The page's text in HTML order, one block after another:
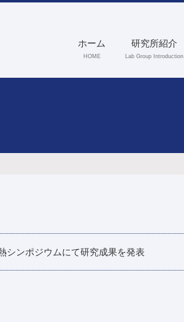
ホーム
HOME
研究所紹介
Lab Group Introduction
シンポジウムにて研究成果を発表